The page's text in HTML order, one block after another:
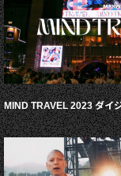
MIND TRAVEL 2023 ダイ